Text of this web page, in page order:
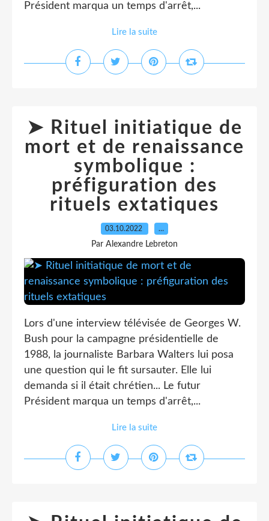
Président marqua un temps d'arrêt,...
Lire la suite
➤ Rituel initiatique de
mort et de renaissance
symbolique :
préfiguration des
rituels extatiques
03.10.2022 …
Par Alexandre Lebreton
Lors d'une interview télévisée de Georges W.
Bush pour la campagne présidentielle de
1988, la journaliste Barbara Walters lui posa
une question qui le fit sursauter. Elle lui
demanda si il était chrétien... Le futur
Président marqua un temps d'arrêt,...
Lire la suite